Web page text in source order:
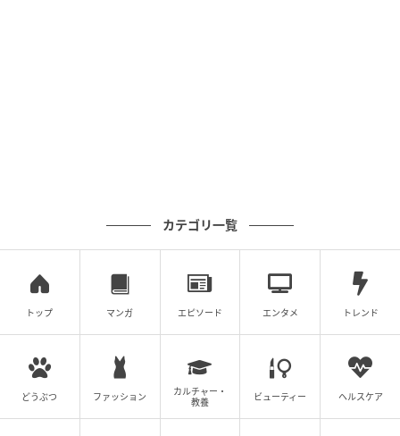
カテゴリ一覧
トップ マンガ エピソード エンタメ トレンド
どうぶつ ファッション
カルチャー・
教養
ビューティー ヘルスケア